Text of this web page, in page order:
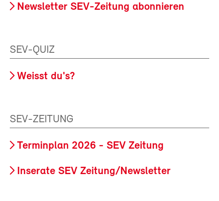
Newsletter SEV-Zeitung abonnieren
SEV-QUIZ
Weisst du's?
SEV-ZEITUNG
Terminplan 2026 - SEV Zeitung
Inserate SEV Zeitung/Newsletter